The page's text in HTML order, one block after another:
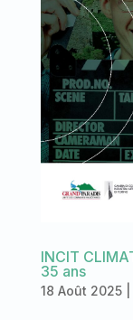
INCIT
35 ans
18 Août 2025|